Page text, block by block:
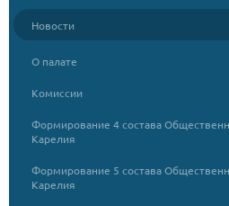
Новости
О палате
Комиссии
Формирование 4 состава
Карелия
Формирование 5 состава
Карелия